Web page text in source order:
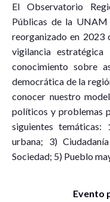
El Observatorio
Públicas de la
reorganizado en 2023
vigilancia
conocimiento sobre
democrática de la
conocer nuestro
políticos y problemas
siguientes
urbana; 3)
Sociedad; 5) Pueblo
Evento